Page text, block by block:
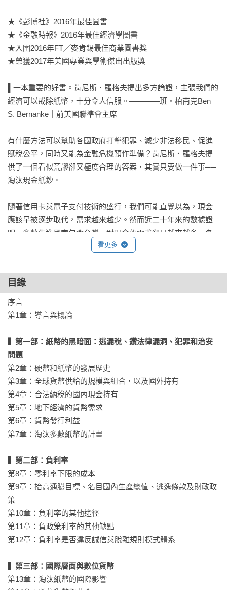
★《彭博社》2016年最佳圖書
★《金融時報》2016年最佳經濟學圖書
★入圍2016年FT╱麥肯錫最佳商業圖書獎
★榮獲2017年美國專業與學術傑出出版獎
▌一本重要的好書。肯尼斯．羅格夫提出多方論證，主張我們的
經濟可以戒除紙幣，十分令人信服。————班‧柏南克Ben
S. Bernanke｜前美國聯準會主席
有什麼方法可以幫助各國政府打擊犯罪、減少非法移民、促進
賦稅公平，同時又能為金融危機預作準備？肯尼斯‧羅格夫提
供了一個看似荒謬卻又極度合理的答案，其實只要做一件事──
淘汰現金紙鈔。
隨著信用卡與電子支付技術的盛行，我們可能直覺以為，現金
應該早被逐步取代，需求越來越少。然而近二十年來的數據證
明，多數先進國家包含台灣，對現金的需求卻是越來越多。各
國央行供應的現金幾百億、幾千億地流入市面，且多以大額鈔
絕大多數都是流向不明。
這麼多的鈔票到底流向何處？本書提供了有力的論證，說明這
些紙鈔大部分被用在非法活動，包括逃稅、貪污賄賂、恐怖活
且更令人擔憂的是，除了助長犯罪，這些紙鈔還成了各國央行
推行貨幣政策對抗經濟衰退的嚴重障礙……。
從回顧貨幣發展演變史，作為預言紙鈔死亡的悼文，到針對大
鈔造成諸多弊端的嚴謹討論，加上一套淘汰多數紙幣的務實計
畫……書中淘汰現金的論點貌似挑釁，實際上極具魅力且充滿
了原創性，只要讀過本書，即使你是現金的忠實擁護者，一定
也很難不被作者所說服。
▍好評讚譽（依姓氏筆畫排列）
中研院經濟研究所研究員│周雨田
台灣大學經濟學系教授│陳旭昇
清華大學經濟學系教授│黃朝熙
《失控的銀行》共同作者│艾娜特．阿迪瑪特Anat R. Admati
前美國聯準會主席│班‧柏南克Ben S. Bernanke
安聯集團首席經濟顧問│穆罕默德．伊爾艾朗Mohamed El-Erian
英國經濟大師│約翰．凱伊John Kay
看更多
目錄
序言
第1章：導言與概論
▍第一部：紙幣的黑暗面：逃漏稅、鑽法律漏洞、犯罪和治安
問題
第2章：硬幣和紙幣的發展歷史
第3章：全球貨幣供給的規模與組合，以及國外持有
第4章：合法納稅的國內現金持有
第5章：地下經濟的貨幣需求
第6章：貨幣發行利益
第7章：淘汰多數紙幣的計畫
▍第二部：負利率
第8章：零利率下限的成本
第9章：抬高通膨目標、名目國內生產總值、逃逸條款及財政政
策
第10章：負利率的其他途徑
第11章：負政策利率的其他缺點
第12章：負利率是否違反誠信與脫離規則模式體系
▍第三部：國際層面與數位貨幣
第13章：淘汰紙幣的國際影響